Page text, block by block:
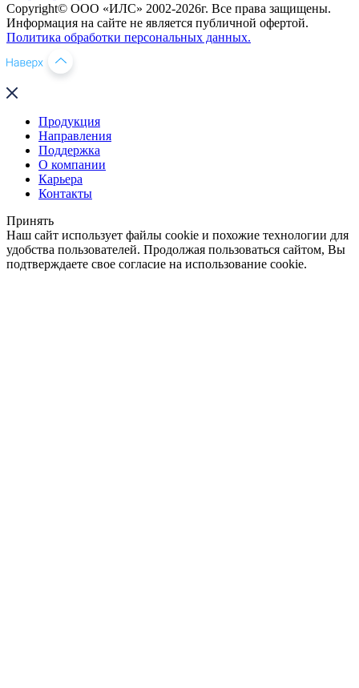
Copyright© ООО «ИЛС» 2002-2026г. Все права защищены.
Информация на сайте не является публичной офертой.
Политика обработки персональных данных.
Продукция
Направления
Поддержка
О компании
Карьера
Контакты
Принять
Наш сайт использует файлы cookie и похожие технологии для
удобства пользователей. Продолжая пользоваться сайтом, Вы
подтверждаете свое согласие на использование cookie.